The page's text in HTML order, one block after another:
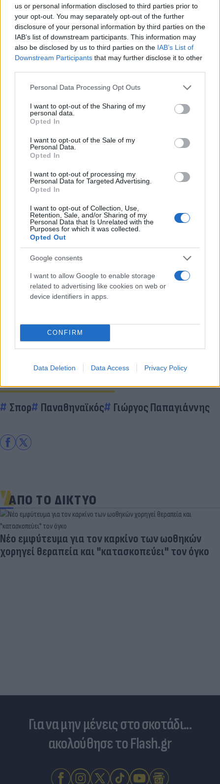
us or personal information disclosed to third parties prior to
your opt-out. You may separately opt-out of the further
disclosure of your personal information by third parties on the
IAB’s list of downstream participants. This information may
also be disclosed by us to third parties on the IAB’s List of
Downstream Participants that may further disclose it to other
Please note that this website/app uses one or more Google
not limited to your visit or usage behaviour. You may click to
grant or deny consent to Google and its third-party tags to
use your data for below specified purposes in below Google
consent section.
Personal Data Processing Opt Outs
I want to opt-out of the Sharing of my
personal data.
Opted In
I want to opt-out of the Sale of my
Personal Data.
Opted In
I want to opt-out of processing my
Personal Data for Targeted Advertising.
Opted In
I want to opt-out of Collection, Use,
Retention, Sale, and/or Sharing of my
Personal Data that Is Unrelated with the
Purposes for which it was collected.
Opted Out
Google consents
I want to allow Google to enable storage
related to advertising like cookies on web or
device identifiers in apps.
CONFIRM
Data Deletion Data Access Privacy Policy
Ο Παναθηναϊκός πλέον κινείται για την απόκτηση
σέντερ και θέλει να κλείσει άμεσα το θέμα.
Κάνε κλικ και δες περισσότερο
Flash.grστην αναζήτηση τηςGoogle
Διάβασε περισσότερα
Σπορ Παναθηναϊκός Γιώργος Παπαγιάννης
ΑΠΟ ΤΟ ΔΙΚΤΥΟ
Νέο εμφύτευμα για τον καρκίνο των ωοθηκών
χορηγεί θεραπεία και "κατασκοπεύει" τον όγκο
Για να μην μένεις στο σκοτάδι...
ακολούθησε το Flash.gr